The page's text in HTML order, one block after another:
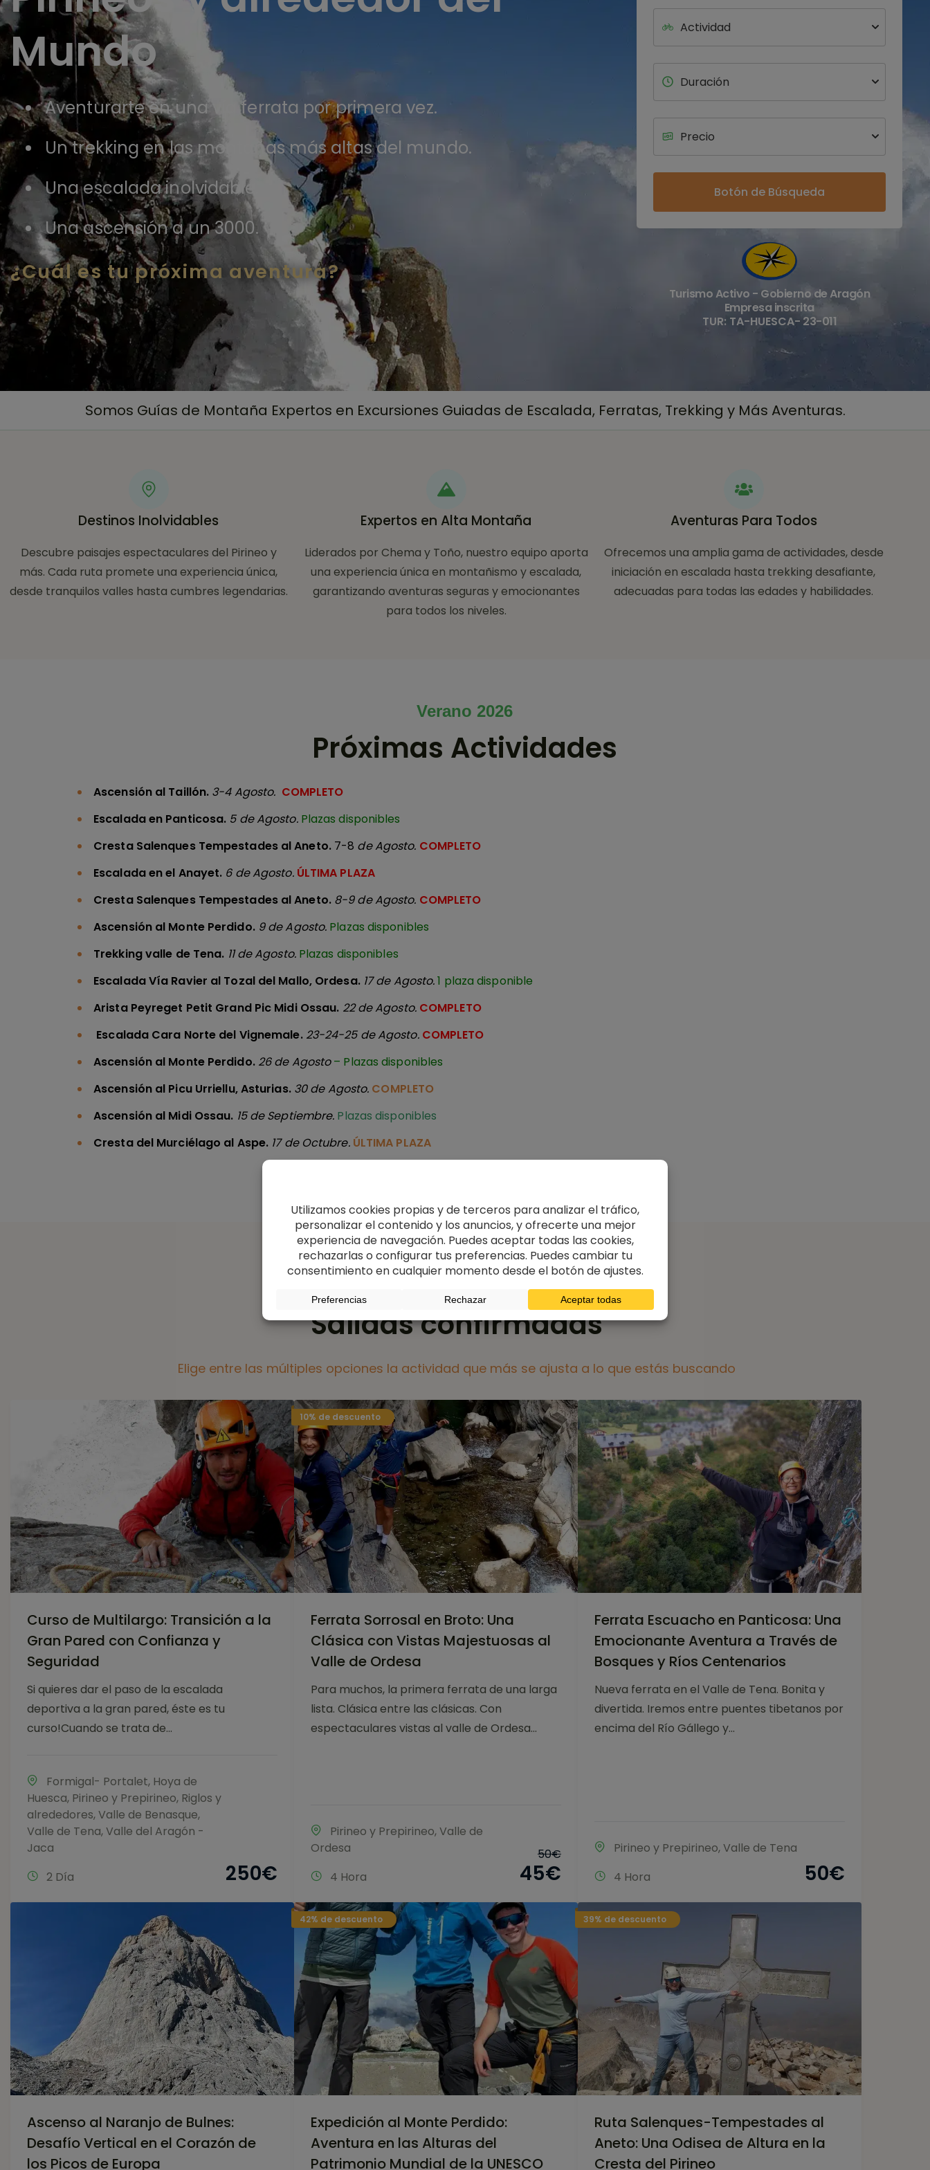
Mundo
Aventurarte en una vía ferrata por primera vez.
Un trekking en las montañas más altas del mundo.
Una escalada inolvidable.
Una ascensión a un 3000.
¿Cuál es tu próxima aventura?
Botón de Búsqueda
Turismo Activo - Gobierno de Aragón
Empresa inscrita
TUR: TA-HUESCA- 23-011
Somos Guías de Montaña Expertos en Excursiones Guiadas de Escalada, Ferratas, Trekking y Más Aventuras.
Destinos Inolvidables
Descubre paisajes espectaculares del Pirineo y
más. Cada ruta promete una experiencia única,
desde tranquilos valles hasta cumbres legendarias.
Expertos en Alta Montaña
Liderados por Chema y Toño, nuestro equipo aporta
una experiencia única en montañismo y escalada,
garantizando aventuras seguras y emocionantes
para todos los niveles.
Aventuras Para Todos
Ofrecemos una amplia gama de actividades, desde
iniciación en escalada hasta trekking desafiante,
adecuadas para todas las edades y habilidades.
Verano 2026
Próximas Actividades
Ascensión al Taillón. 3-4 Agosto. COMPLETO
Escalada en Panticosa. 5 de Agosto. Plazas disponibles
Cresta Salenques Tempestades al Aneto.7-8 de Agosto. COMPLETO
Escalada en el Anayet. 6 de Agosto. ÚLTIMA PLAZA
Cresta Salenques Tempestades al Aneto. 8-9 de Agosto. COMPLETO
Ascensión al Monte Perdido. 9 de Agosto. Plazas disponibles
Trekking valle de Tena. 11 de Agosto. Plazas disponibles
Escalada Vía Ravier al Tozal del Mallo, Ordesa. 17 de Agosto.1 plaza disponible
Arista Peyreget Petit Grand Pic Midi Ossau. 22 de Agosto. COMPLETO
Escalada Cara Norte del Vignemale. 23-24-25 de Agosto. COMPLETO
Ascensión al Monte Perdido. 26de Agosto– Plazas disponibles
Ascensión al Picu Urriellu, Asturias. 30 de Agosto. COMPLETO
Ascensión al Midi Ossau. 15 de Septiembre. Plazas disponibles
Cresta del Murciélago al Aspe. 17 de Octubre. ÚLTIMA PLAZA
Nuestras Actividades
Salidas confirmadas
Elige entre las múltiples opciones la actividad que más se ajusta a lo que estás buscando
Curso de Multilargo: Transición a la
Gran Pared con Confianza y
Seguridad
Si quieres dar el paso de la escalada
deportiva a la gran pared, éste es tu
curso!Cuando se trata de...
Formigal- Portalet, Hoya de
Huesca, Pirineo y Prepirineo, Riglos y
alrededores,Valle de Benasque,
Valle de Tena,Valle del Aragón -
Jaca
2 Día
250€
10% de descuento
Ferrata Sorrosal en Broto: Una
Clásica con Vistas Majestuosas al
Valle de Ordesa
Para muchos, la primera ferrata de una larga
lista. Clásica entre las clásicas. Con
espectaculares vistas al valle de Ordesa...
Pirineo y Prepirineo,Valle de
Ordesa
4 Hora
50€
45€
Ferrata Escuacho en Panticosa: Una
Emocionante Aventura a Través de
Bosques y Ríos Centenarios
Nueva ferrata en el Valle de Tena. Bonita y
divertida. Iremos entre puentes tibetanos por
encima del Río Gállego y...
Pirineo y Prepirineo,Valle de Tena
4 Hora
50€
Ascenso al Naranjo de Bulnes:
Desafío Vertical en el Corazón de
los Picos de Europa
42% de descuento
Expedición al Monte Perdido:
Aventura en las Alturas del
Patrimonio Mundial de la UNESCO
39% de descuento
Ruta Salenques-Tempestades al
Aneto: Una Odisea de Altura en la
Cresta del Pirineo